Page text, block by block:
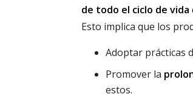
de todo el ciclo de
Esto implica que los
Adoptar prácticas
Promover la
estos.